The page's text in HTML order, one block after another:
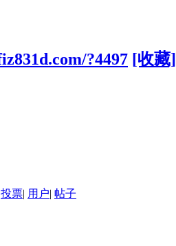
?4497 [收藏]
投票| 用户| 帖子